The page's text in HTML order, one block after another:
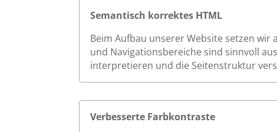
Semantisch korrektes HTML
Beim Aufbau unserer Website setzen wir
und Navigationsbereiche sind sinnvoll
interpretieren und die Seitenstruktur
Verbesserte Farbkontraste